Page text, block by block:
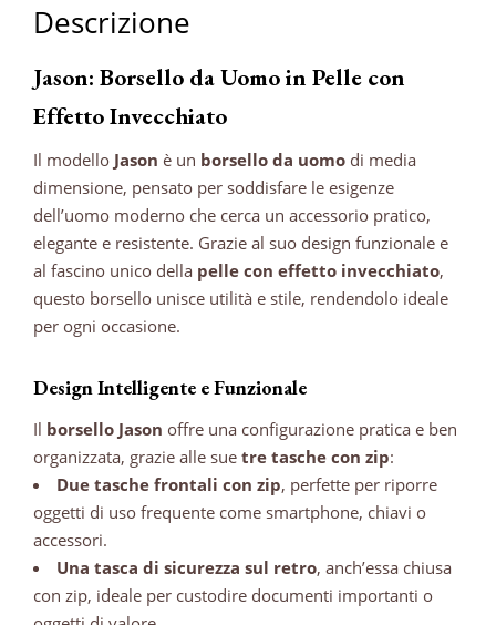
Descrizione
Jason: Borsello da Uomo in Pelle con
Effetto Invecchiato
Il modello Jason è un borsello da uomo di media
dimensione, pensato per soddisfare le esigenze
dell’uomo moderno che cerca un accessorio pratico,
elegante e resistente. Grazie al suo design funzionale e
al fascino unico della pelle con effetto invecchiato,
questo borsello unisce utilità e stile, rendendolo ideale
per ogni occasione.
Design Intelligente e Funzionale
Il borsello Jason offre una configurazione pratica e ben
organizzata, grazie alle sue tre tasche con zip:
Due tasche frontali con zip, perfette per riporre
oggetti di uso frequente come smartphone, chiavi o
accessori.
Una tasca di sicurezza sul retro, anch’essa chiusa
con zip, ideale per custodire documenti importanti o